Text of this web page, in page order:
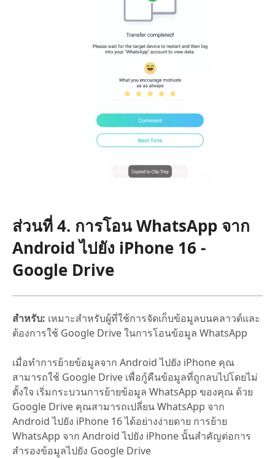
ส่วนที่ 4. การโอน WhatsApp จาก
Android ไปยัง iPhone 16 -
Google Drive
สำหรับ: เหมาะสำหรับผู้ที่ใช้การจัดเก็บข้อมูลบนคลาวด์และ
ต้องการใช้ Google Drive ในการโอนข้อมูล WhatsApp
เมื่อทำการย้ายข้อมูลจาก Android ไปยัง iPhone คุณ
สามารถใช้ Google Drive เพื่อกู้คืนข้อมูลที่ถูกลบไปโดยไม่
ตั้งใจ เริ่มกระบวนการย้ายข้อมูล WhatsApp ของคุณ ด้วย
Google Drive คุณสามารถเปลี่ยน WhatsApp จาก
Android ไปยัง iPhone 16 ได้อย่างง่ายดาย การย้าย
WhatsApp จาก Android ไปยัง iPhone นั้นสำคัญต่อการ
สำรองข้อมูลไปยัง Google Drive